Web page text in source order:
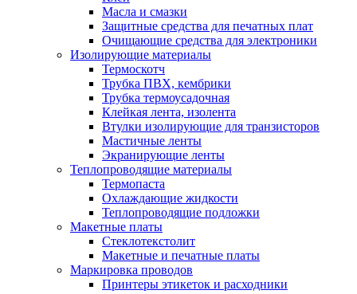
Масла и смазки
Защитные средства для печатных плат
Очищающие средства для электроники
Изолирующие материалы
Термоскотч
Трубка ПВХ, кембрики
Трубка термоусадочная
Клейкая лента, изолента
Втулки изолирующие для транзисторов
Мастичные ленты
Экранирующие ленты
Теплопроводящие материалы
Термопаста
Охлаждающие жидкости
Теплопроводящие подложки
Макетные платы
Стеклотекстолит
Макетные и печатные платы
Маркировка проводов
Принтеры этикеток и расходники